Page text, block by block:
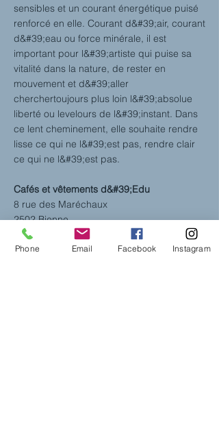
sensibles et un courant énergétique puisé
renforcé en elle. Courant d&#39;air, courant
d&#39;eau ou force minérale, il est
important pour l&#39;artiste qui puise sa
vitalité dans la nature, de rester en
mouvement et d&#39;aller
cherchertoujours plus loin l&#39;absolue
liberté ou levelours de l&#39;instant. Dans
ce lent cheminement, elle souhaite rendre
lisse ce qui ne l&#39;est pas, rendre clair
ce qui ne l&#39;est pas.
Cafés et vêtements d&#39;Edu
8 rue des Maréchaux
2502 Bienne
vêtements-edus.ch
Phone Email Facebook Instagram